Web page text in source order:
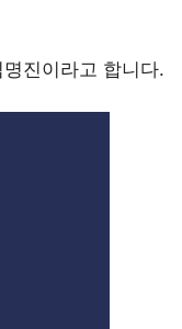
진이라고 합니다.